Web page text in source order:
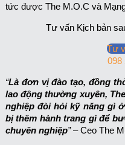
tức được The M.O.C và
Tư vấn Kịch bản
Tư
098
“Là đơn vị đào tạo, đồng
lao động thường xuyên,
nghiệp đòi hỏi kỹ năng gì
bị thêm hành trang gì để
chuyên nghiệp”– Ceo The